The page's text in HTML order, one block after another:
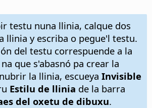
testu nuna llinia, calque dos
llinia y escriba o pegue'l testu.
del testu correspuende a la
que s'abasnó pa crear la
la llinia, escueya Invisible
Estilu de llinia de la barra
del oxetu de dibuxu.